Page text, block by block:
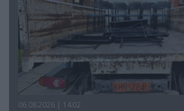
06.08.2026 | 14:02